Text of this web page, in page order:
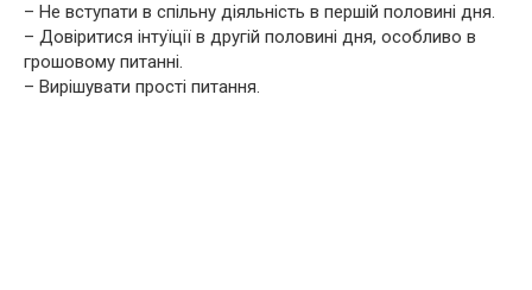
– Не вступати в спільну діяльність в першій половині дня.
– Довіритися інтуїції в другій половині дня, особливо в
грошовому питанні.
– Вирішувати прості питання.